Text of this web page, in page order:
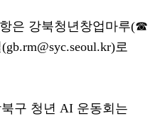
은 강북청년창업마루(☎
(gb.rm@syc.seoul.kr)로
구 청년 AI 운동회는